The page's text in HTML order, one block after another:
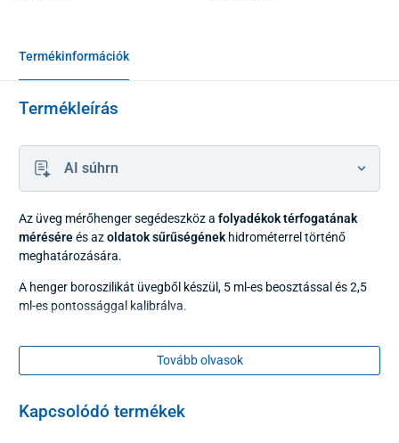
Termékinformációk
Termékleírás
AI súhrn
Az üveg mérőhenger segédeszköz a folyadékok térfogatának
méréséreés azoldatok sűrűségének hidrométerrel történő
meghatározására.
A henger boroszilikát üvegből készül, 5 ml-es beosztással és 2,5
ml-es pontossággal kalibrálva.
Tovább olvasok
Kapcsolódó termékek